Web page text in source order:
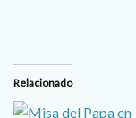
Relacionado